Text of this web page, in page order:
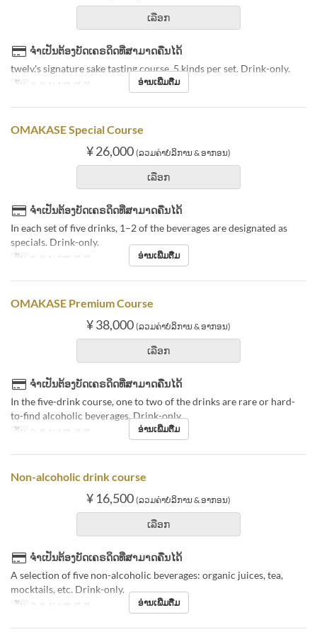
ເລືອກ
ຈຳເປັນຕ້ອງບັດເຄຣດິດທີ່ສາມາດຄືນໄດ້
twelv.'s signature sake tasting course. 5 kinds per set. Drink-only.
ວັນ ຈ, ອ, ພ, ພຫ, ສູ, ສ ອ່ານເພີ່ມຕື່ມ
OMAKASE Special Course
¥ 26,000 (ລວມຄ່າບໍລິການ & ອາກອນ)
ເລືອກ
ຈຳເປັນຕ້ອງບັດເຄຣດິດທີ່ສາມາດຄືນໄດ້
In each set of five drinks, 1–2 of the beverages are designated as
specials. Drink-only.
ວັນ ຈ, ອ, ພ, ພຫ, ສູ, ສ ອ່ານເພີ່ມຕື່ມ
OMAKASE Premium Course
¥ 38,000 (ລວມຄ່າບໍລິການ & ອາກອນ)
ເລືອກ
ຈຳເປັນຕ້ອງບັດເຄຣດິດທີ່ສາມາດຄືນໄດ້
In the five-drink course, one to two of the drinks are rare or hard-
to-find alcoholic beverages. Drink-only.
ວັນ ຈ, ອ, ພ, ພຫ, ສູ, ສ ອ່ານເພີ່ມຕື່ມ
Non-alcoholic drink course
¥ 16,500 (ລວມຄ່າບໍລິການ & ອາກອນ)
ເລືອກ
ຈຳເປັນຕ້ອງບັດເຄຣດິດທີ່ສາມາດຄືນໄດ້
A selection of five non-alcoholic beverages: organic juices, tea,
mocktails, etc. Drink-only.
ວັນ ຈ, ອ, ພ, ພຫ, ສູ, ສ ອ່ານເພີ່ມຕື່ມ